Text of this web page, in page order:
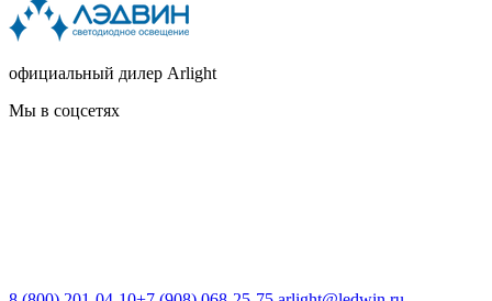
официальный дилер Arlight
Мы в соцсетях